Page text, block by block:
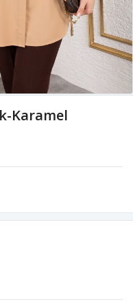
Karamel